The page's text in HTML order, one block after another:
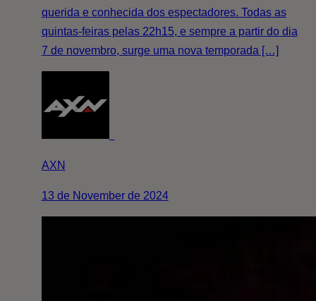
querida e conhecida dos espectadores. Todas as
quintas-feiras pelas 22h15, e sempre a partir do dia
7 de novembro, surge uma nova temporada […]
AXN
13 de November de 2024